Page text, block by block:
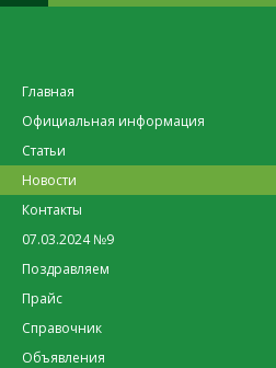
Главная
Официальная информация
Статьи
Новости
Контакты
07.03.2024 №9
Поздравляем
Прайс
Справочник
Объявления